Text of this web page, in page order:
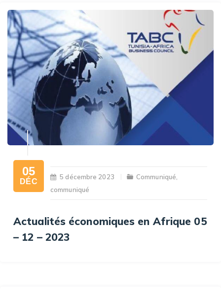
05
DÉC
5 décembre 2023 Communiqué
communiqué
Actualités économiques en Afrique 05
– 12 – 2023